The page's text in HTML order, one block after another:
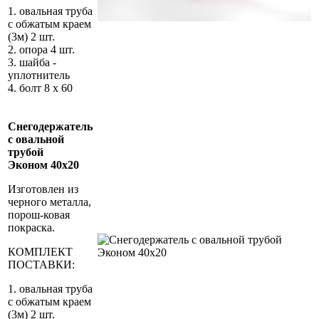
1. овальная труба
с обжатым краем
(3м) 2 шт.
2. опора 4 шт.
3. шайба -
уплотнитель
4. болт 8 х 60
Снегодержатель
с овальной
трубой
Эконом 40х20
Изготовлен из
черного металла,
порош-ковая
покраска.
КОМПЛЕКТ
ПОСТАВКИ:
1. овальная труба
с обжатым краем
(3м) 2 шт.